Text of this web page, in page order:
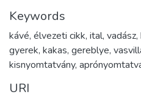
Keywords
kávé, élvezeti cikk, ital, vadász,
gyerek, kakas, gereblye,
kisnyomtatvány,
URI